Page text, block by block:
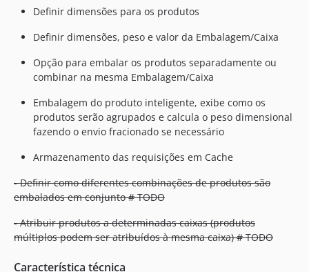
Definir dimensões para os produtos
Definir dimensões, peso e valor da Embalagem/Caixa
Opção para embalar os produtos separadamente ou
combinar na mesma Embalagem/Caixa
Embalagem do produto inteligente, exibe como os
produtos serão agrupados e calcula o peso dimensional
fazendo o envio fracionado se necessário
Armazenamento das requisições em Cache
- Definir como diferentes combinações de produtos são
embalados em conjunto # TODO
- Atribuir produtos a determinadas caixas (produtos
múltiplos podem ser atribuídos à mesma caixa) # TODO
Característica técnica